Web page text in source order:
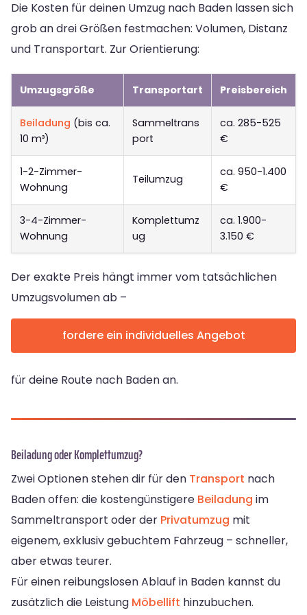
Die Kosten für deinen Umzug nach Baden lassen sich
grob an drei Größen festmachen: Volumen, Distanz
und Transportart. Zur Orientierung:
Umzugsgröße Transportart Preisbereich
Beiladung (bis ca.
10 m³)
Sammeltrans
port
ca. 285-525
€
1-2-Zimmer-
Wohnung
Teilumzug
ca. 950-1.400
€
3-4-Zimmer-
Wohnung
Komplettumz
ug
ca. 1.900-
3.150 €
Der exakte Preis hängt immer vom tatsächlichen
Umzugsvolumen ab –
fordere ein individuelles Angebot
für deine Route nach Baden an.
Beiladung oder Komplettumzug?
Zwei Optionen stehen dir für den Transport nach
Baden offen: die kostengünstigere Beiladung im
Sammeltransport oder der Privatumzug mit
eigenem, exklusiv gebuchtem Fahrzeug – schneller,
aber etwas teurer.
Für einen reibungslosen Ablauf in Baden kannst du
zusätzlich die Leistung Möbellift hinzubuchen.